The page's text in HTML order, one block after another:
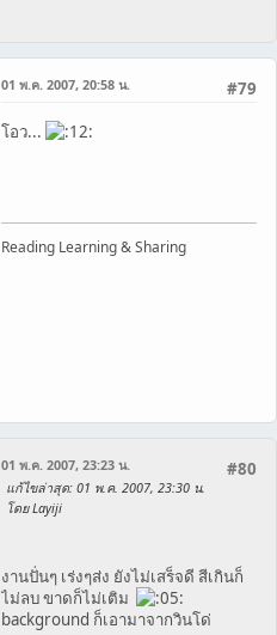
#79
01 พ.ค. 2007, 20:58 น.
โอว...
Reading Learning & Sharing
#80
01 พ.ค. 2007, 23:23 น.
แก้ไขล่าสุด: 01 พ.ค. 2007, 23:30 น.
โดย Layiji
งานปั่นๆ เร่งๆส่ง ยังไม่เสร็จดี สีเกินก็
ไม่ลบ ขาดก็ไม่เติม
background ก็เอามาจากวินโด่